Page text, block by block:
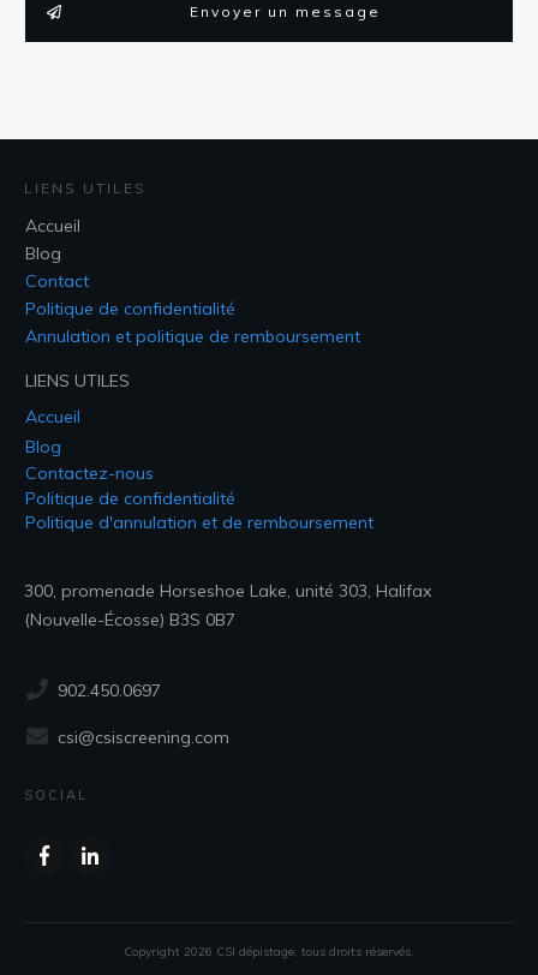
Envoyer un message
LIENS UTILES
Accueil
Blog
Contact
Politique de confidentialité
Annulation et politique de remboursement
LIENS UTILES
Accueil
Blog
Contactez-nous
Politique de confidentialité
Politique d'annulation et de remboursement
300, promenade Horseshoe Lake, unité 303, Halifax
(Nouvelle-Écosse) B3S 0B7
902.450.0697
csi@csiscreening.com
SOCIAL
Copyright 2026 CSI dépistage, tous droits réservés.